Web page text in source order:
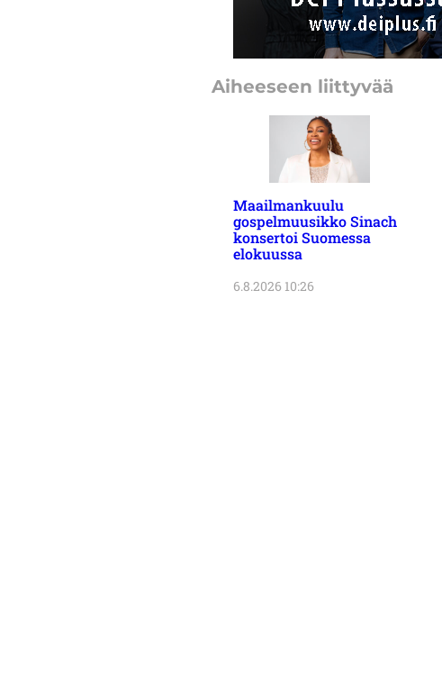
Aiheeseen liittyvää
Maailmankuulu
gospelmuusikko Sinach
konsertoi Suomessa
elokuussa
6.8.2026 10:26